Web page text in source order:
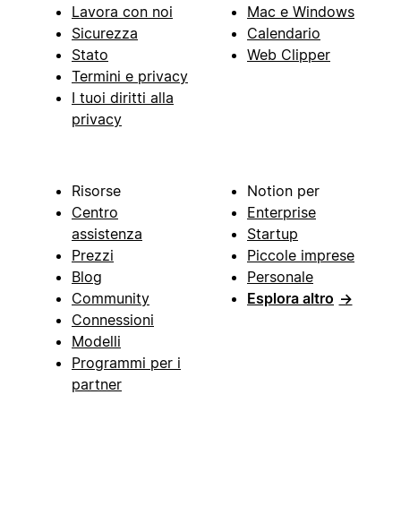
Lavora con noi
Sicurezza
Stato
Termini e privacy
I tuoi diritti alla
privacy
Mac e Windows
Calendario
Web Clipper
Risorse
Centro
assistenza
Prezzi
Blog
Community
Connessioni
Modelli
Programmi per i
partner
Notion per
Enterprise
Startup
Piccole imprese
Personale
Esplora altro →